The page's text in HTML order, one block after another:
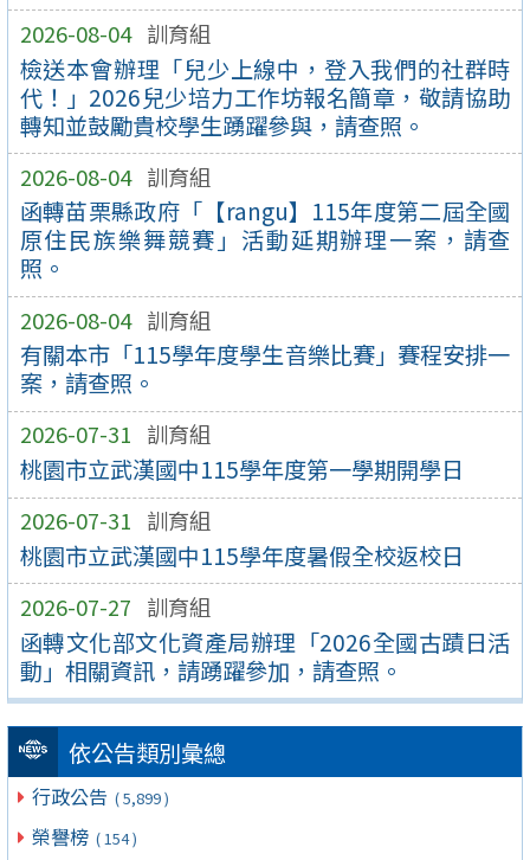
2026-08-04 訓育組
檢送本會辦理「兒少上線中，登入我們的社群時
代！」2026兒少培力工作坊報名簡章，敬請協助
轉知並鼓勵貴校學生踴躍參與，請查照。
2026-08-04 訓育組
函轉苗栗縣政府「【rangu】115年度第二屆全國
原住民族樂舞競賽」活動延期辦理一案，請查
照。
2026-08-04 訓育組
有關本市「115學年度學生音樂比賽」賽程安排一
案，請查照。
2026-07-31 訓育組
桃園市立武漢國中115學年度第一學期開學日
2026-07-31 訓育組
桃園市立武漢國中115學年度暑假全校返校日
2026-07-27 訓育組
函轉文化部文化資產局辦理「2026全國古蹟日活
動」相關資訊，請踴躍參加，請查照。
依公告類別彙總
行政公告 ( 5,899 )
榮譽榜 ( 154 )